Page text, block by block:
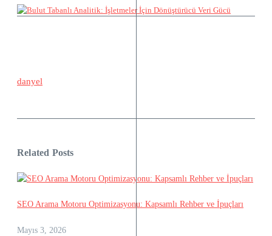
danyel
Related Posts
SEO Arama Motoru Optimizasyonu: Kapsamlı Rehber ve İpuçları
Mayıs 3, 2026